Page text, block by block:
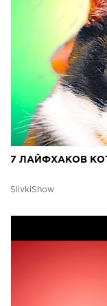
7 ЛАЙФХАКОВ
SlivkiShow